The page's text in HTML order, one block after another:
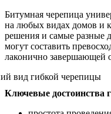
Битумная черепица
на любых видах домов и
решения и самые разные
могут составить
лаконично завершающей
Ключевые достоинства